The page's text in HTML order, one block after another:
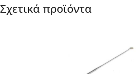
Σχετικά προϊόντα